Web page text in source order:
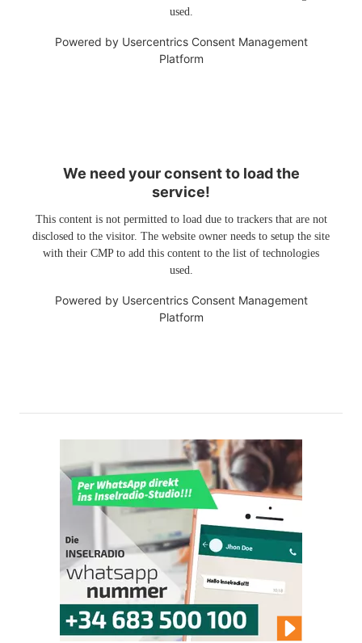
used.
Powered by Usercentrics Consent Management
Platform
We need your consent to load the
service!
This content is not permitted to load due to trackers that are not
disclosed to the visitor. The website owner needs to setup the site
with their CMP to add this content to the list of technologies
used.
Powered by Usercentrics Consent Management
Platform